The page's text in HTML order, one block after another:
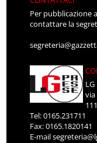
Per pubblicazione
contattare la
LG
via
Tel: 0165.231711
Fax: 0165.1820141
E-mail